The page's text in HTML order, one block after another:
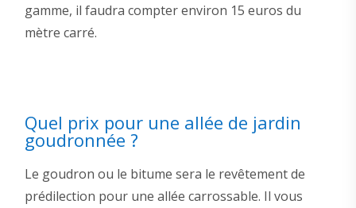
gamme, il faudra compter environ 15 euros du
mètre carré.
Quel prix pour une allée de jardin
goudronnée ?
Le goudron ou le bitume sera le revêtement de
prédilection pour une allée carrossable. Il vous